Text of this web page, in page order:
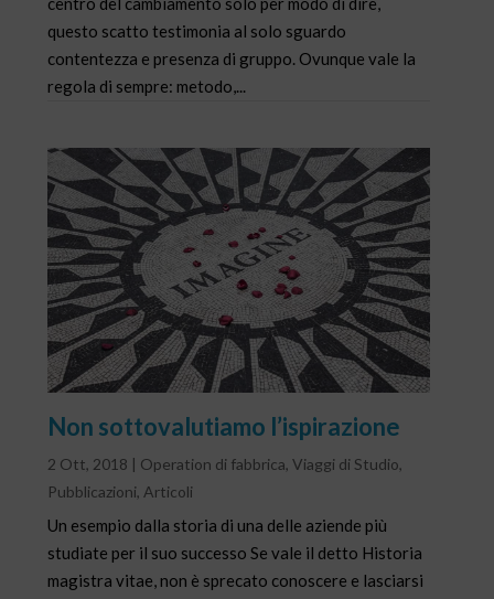
questo scatto testimonia al solo sguardo
contentezza e presenza di gruppo. Ovunque vale la
regola di sempre: metodo,...
Non sottovalutiamo l’ispirazione
2 Ott, 2018 | Operation di fabbrica,Viaggi di Studio,
Pubblicazioni, Articoli
Un esempio dalla storia di una delle aziende più
studiate per il suo successo Se vale il detto Historia
magistra vitae, non è sprecato conoscere e lasciarsi